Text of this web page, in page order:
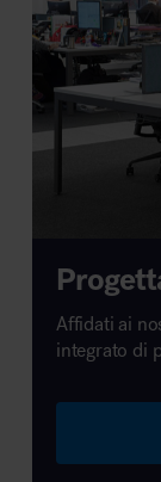
Affidati ai
integrato di